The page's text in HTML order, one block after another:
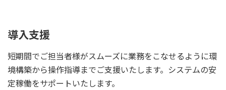
導入支援
短期間でご担当者様がスムーズに業務をこなせるように環
境構築から操作指導までご支援いたします。システムの安
定稼働をサポートいたします。